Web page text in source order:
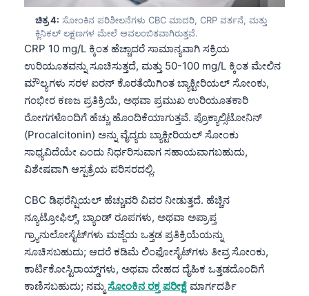
ಚಿತ್ರ 4: ಸೋಂಕಿನ ಪರಿಶೀಲನೆಗಳು CBC ಮಾದರಿ, CRP ವರ್ತನೆ, ಮತ್ತು
ಕ್ಲಿನಿಕಲ್ ಲಕ್ಷಣಗಳ ಮೇಲೆ ಅವಲಂಬಿತವಾಗಿರುತ್ತವೆ.
CRP 10 mg/L ಕ್ಕಿಂತ ಹೆಚ್ಚಾದರೆ ಸಾಮಾನ್ಯವಾಗಿ ಸಕ್ರಿಯ
ಉರಿಯೂತವನ್ನು ಸೂಚಿಸುತ್ತದೆ, ಮತ್ತು 50-100 mg/L ಕ್ಕಿಂತ ಮೇಲಿನ
ಮೌಲ್ಯಗಳು ಸರಳ ಐರನ್ ಕೊರತೆಯಿಗಿಂತ ಬ್ಯಾಕ್ಟೀರಿಯಲ್ ಸೋಂಕು,
ಗಂಭೀರ ಕಣಜ ಪ್ರತಿಕ್ರಿಯೆ, ಅಥವಾ ಪ್ರಮುಖ ಉರಿಯೂತಕಾರಿ
ರೋಗಗಳೊಂದಿಗೆ ಹೆಚ್ಚು ಹೊಂದಿಕೆಯಾಗುತ್ತವೆ. ಪ್ರೊಕ್ಯಾಲ್ಸಿಟೋನಿನ್
(Procalcitonin) ಅನ್ನು ವೈದ್ಯರು ಬ್ಯಾಕ್ಟೀರಿಯಲ್ ಸೋಂಕು
ಸಾಧ್ಯವಿದೆಯೇ ಎಂದು ನಿರ್ಧರಿಸುವಾಗ ಸಹಾಯವಾಗಬಹುದು,
ವಿಶೇಷವಾಗಿ ಆಸ್ಪತ್ರೆಯ ಪರಿಸರದಲ್ಲಿ.
CBC ಡಿಫರೆನ್ಷಿಯಲ್ ಹೆಚ್ಚುವರಿ ವಿವರ ನೀಡುತ್ತದೆ. ಹೆಚ್ಚಿನ
ನ್ಯೂಟ್ರೋಫಿಲ್ಸ್, ಬ್ಯಾಂಡ್ ರೂಪಗಳು, ಅಥವಾ ಅಪ್ರಾಪ್ತ
ಗ್ರ್ಯಾನುಲೋಸೈಟ್‌ಗಳು ಮಜ್ಜೆಯ ಒತ್ತಡ ಪ್ರತಿಕ್ರಿಯೆಯನ್ನು
ಸೂಚಿಸಬಹುದು; ಆದರೆ ಕಡಿಮೆ ಲಿಂಫೋಸೈಟ್‌ಗಳು ತೀವ್ರ ಸೋಂಕು,
ಕಾರ್ಟಿಕೋಸ್ಟಿರಾಯ್ಡ್‌ಗಳು, ಅಥವಾ ದೇಹದ ದೈಹಿಕ ಒತ್ತಡದೊಂದಿಗೆ
ಕಾಣಿಸಬಹುದು; ನಮ್ಮಸೋಂಕಿನ ರಕ್ತ ಪರೀಕ್ಷೆ ಮಾರ್ಗದರ್ಶಿ